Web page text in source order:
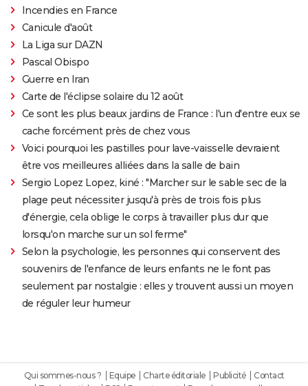
Incendies en France
Canicule d'août
La Liga sur DAZN
Pascal Obispo
Guerre en Iran
Carte de l'éclipse solaire du 12 août
Ce sont les plus beaux jardins de France : l'un d'entre eux se
cache forcément près de chez vous
Voici pourquoi les pastilles pour lave-vaisselle devraient
être vos meilleures alliées dans la salle de bain
Sergio Lopez Lopez, kiné : "Marcher sur le sable sec de la
plage peut nécessiter jusqu'à près de trois fois plus
d'énergie, cela oblige le corps à travailler plus dur que
lorsqu'on marche sur un sol ferme"
Selon la psychologie, les personnes qui conservent des
souvenirs de l'enfance de leurs enfants ne le font pas
seulement par nostalgie : elles y trouvent aussi un moyen
de réguler leur humeur
Qui sommes-nous ? Equipe Charte éditoriale Publicité
Contact